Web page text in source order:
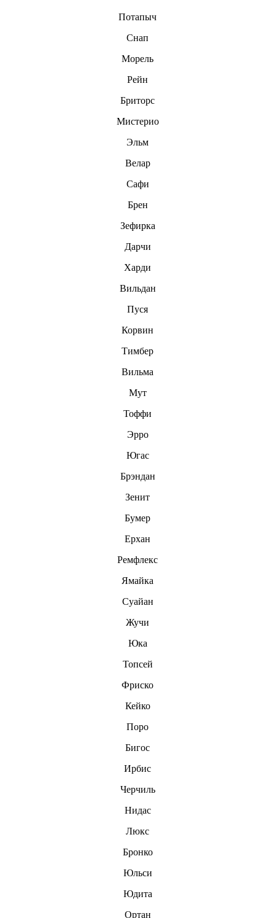
Потапыч
Снап
Морель
Рейн
Бриторс
Мистерио
Эльм
Велар
Сафи
Брен
Зефирка
Дарчи
Харди
Вильдaн
Пуся
Корвин
Тимбер
Вильма
Мут
Тоффи
Эрро
Югас
Брэндан
Зенит
Бумер
Ерхан
Ремфлекс
Ямайка
Суайан
Жучи
Юка
Топсей
Фриско
Кейко
Поро
Бигос
Ирбис
Черчиль
Нидас
Люкс
Бронко
Юльси
Юдита
Ортан